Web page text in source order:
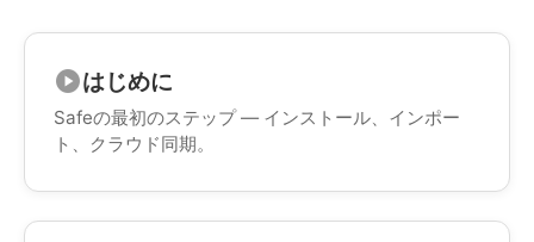
play_circleはじめに
Safeの最初のステップ — インストール、インポー
ト、クラウド同期。